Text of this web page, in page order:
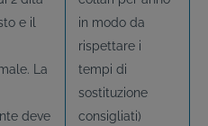
e il
La
deve
in modo da
rispettare i
tempi di
sostituzione
consigliati)